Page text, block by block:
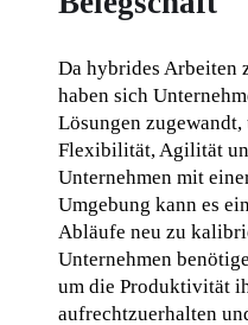
Da hybrides Arbeiten
haben sich
Lösungen
Flexibilität, Agilität
Unternehmen mit
Umgebung kann es
Abläufe neu zu
Unternehmen
um die Produktivität
aufrechtzuerhalten